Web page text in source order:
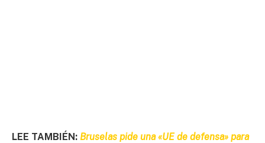
LEE TAMBIÉN: Bruselas pide una «UE de defensa» para